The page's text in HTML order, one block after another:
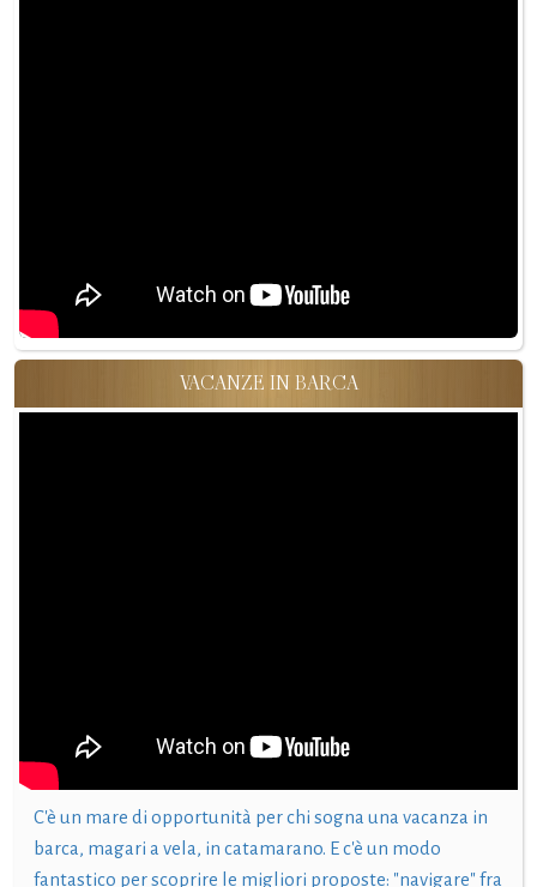
VACANZE IN BARCA
C'è un mare di opportunità per chi sogna una vacanza in
barca, magari a vela, in catamarano. E c'è un modo
fantastico per scoprire le migliori proposte: "navigare" fra